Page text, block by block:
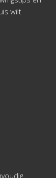
wilt